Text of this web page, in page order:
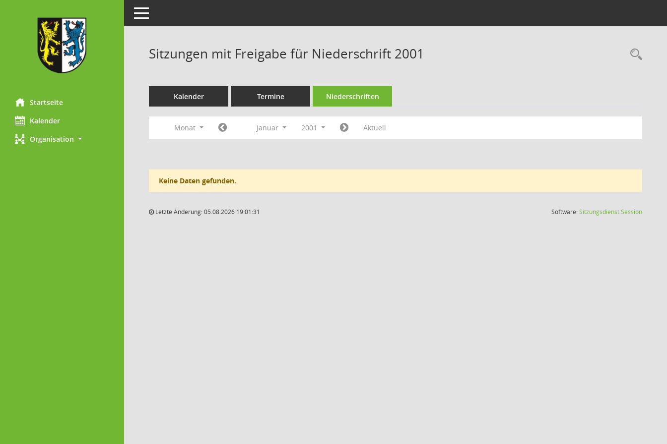
Startseite
Kalender
Organisation
Toggle navigation
Sitzungen mit Freigabe für Niederschrift 2001
Kalender Termine Niederschriften
Monat Januar 2001 Aktuell
Keine Daten gefunden.
Letzte Änderung: 05.08.2026 19:01:31 Software:SitzungsdienstSession(Wird in